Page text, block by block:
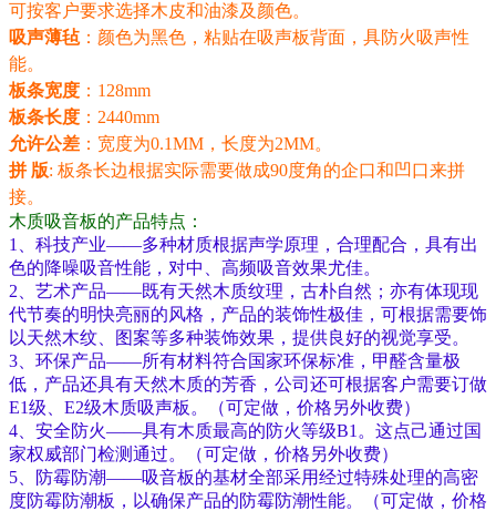
可按客户要求选择木皮和油漆及颜色。
吸声薄毡 ：颜色为黑色，粘贴在吸声板背面，具防火吸声性
能。
板条宽度 ：128mm
板条长度 ：2440mm
允许公差 ：宽度为0.1MM ，长度为2MM。
拼 版: 板条长边根据实际需要做成90度角的企口和凹口来拼
接。
木质吸音板的产品特点：
1、科技产业——多种材质根据声学原理，合理配合，具有出
色的降噪吸音性能，对中、高频吸音效果尤佳。
2、艺术产品——既有天然木质纹理，古朴自然；亦有体现现
代节奏的明快亮丽的风格，产品的装饰性极佳，可根据需要饰
以天然木纹、图案等多种装饰效果，提供良好的视觉享受。
3、环保产品——所有材料符合国家环保标准，甲醛含量极
低，产品还具有天然木质的芳香，公司还可根据客户需要订做
E1级、E2级木质吸声板。（可定做，价格另外收费）
4、安全防火——具有木质最高的防火等级B1。这点己通过国
家权威部门检测通过。（可定做，价格另外收费）
5、防霉防潮——吸音板的基材全部采用经过特殊处理的高密
度防霉防潮板，以确保产品的防霉防潮性能。（可定做，价格